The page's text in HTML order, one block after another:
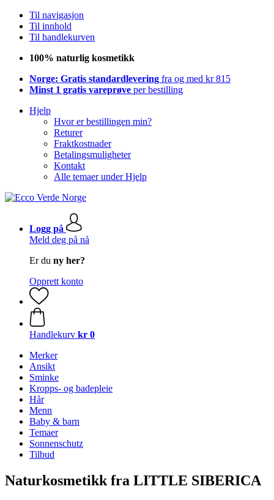
Til navigasjon
Til innhold
Til handlekurven
100% naturlig kosmetikk
Norge: Gratis standardlevering fra og med kr 815
Minst 1 gratis vareprøve per bestilling
Hjelp
Hvor er bestillingen min?
Returer
Fraktkostnader
Betalingsmuligheter
Kontakt
Alle temaer under Hjelp
Logg på
Meld deg på nå
Er du ny her?
Opprett konto
Handlekurv kr 0
Merker
Ansikt
Sminke
Kropps- og badepleie
Hår
Menn
Baby & barn
Temaer
Sonnenschutz
Tilbud
Naturkosmetikk fra LITTLE SIBERICA